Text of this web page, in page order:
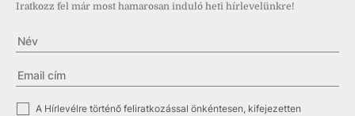
Iratkozz fel már most hamarosan induló heti hírlevelünkre!
A Hírlevélre történő feliratkozással önkéntesen, kifejezetten